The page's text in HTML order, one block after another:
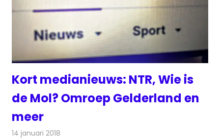
Kort medianieuws: NTR, Wie is
de Mol? Omroep Gelderland en
meer
14 januari 2018